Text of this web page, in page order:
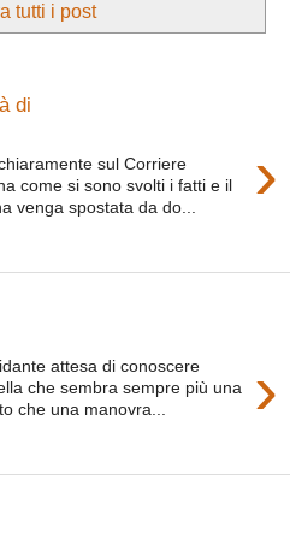
tutti i post
di
›
sul Corriere
come si sono svolti i fatti e il
venga spostata da do...
›
attesa di conoscere
che sembra sempre più una
che una manovra...